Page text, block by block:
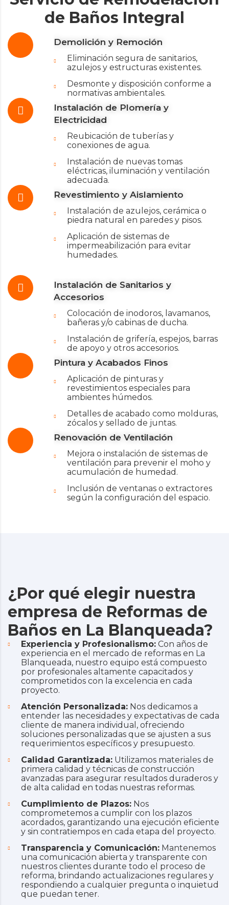
de Baños Integral
Demolición y Remoción
Eliminación segura de sanitarios,
azulejos y estructuras existentes.
Desmonte y disposición conforme a
normativas ambientales.
Instalación de Plomería y
Electricidad
Reubicación de tuberías y
conexiones de agua.
Instalación de nuevas tomas
eléctricas, iluminación y ventilación
adecuada.
Revestimiento y Aislamiento
Instalación de azulejos, cerámica o
piedra natural en paredes y pisos.
Aplicación de sistemas de
impermeabilización para evitar
humedades.
Instalación de Sanitarios y
Accesorios
Colocación de inodoros, lavamanos,
bañeras y/o cabinas de ducha.
Instalación de grifería, espejos, barras
de apoyo y otros accesorios.
Pintura y Acabados Finos
Aplicación de pinturas y
revestimientos especiales para
ambientes húmedos.
Detalles de acabado como molduras,
zócalos y sellado de juntas.
Renovación de Ventilación
Mejora o instalación de sistemas de
ventilación para prevenir el moho y
acumulación de humedad.
Inclusión de ventanas o extractores
según la configuración del espacio.
¿Por qué elegir nuestra
empresa de Reformas de
Baños en La Blanqueada?
Experiencia y Profesionalismo: Con años de
experiencia en el mercado de reformas en La
Blanqueada, nuestro equipo está compuesto
por profesionales altamente capacitados y
comprometidos con la excelencia en cada
proyecto.
Atención Personalizada: Nos dedicamos a
entender las necesidades y expectativas de cada
cliente de manera individual, ofreciendo
soluciones personalizadas que se ajusten a sus
requerimientos específicos y presupuesto.
Calidad Garantizada: Utilizamos materiales de
primera calidad y técnicas de construcción
avanzadas para asegurar resultados duraderos y
de alta calidad en todas nuestras reformas.
Cumplimiento de Plazos: Nos
comprometemos a cumplir con los plazos
acordados, garantizando una ejecución eficiente
y sin contratiempos en cada etapa del proyecto.
Transparencia y Comunicación: Mantenemos
una comunicación abierta y transparente con
nuestros clientes durante todo el proceso de
reforma, brindando actualizaciones regulares y
respondiendo a cualquier pregunta o inquietud
que puedan tener.